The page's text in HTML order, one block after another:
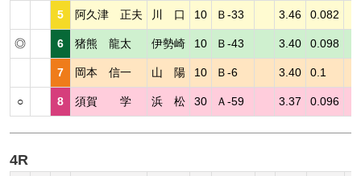
5 阿久津 正夫 川 口 10 Ｂ-33 3.46 0.082
◎ 6 猪熊 龍太 伊勢崎 10 Ｂ-43 3.40 0.098
7 岡本 信一 山 陽 10 Ｂ-6 3.40 0.1
○ 8 須賀 学 浜 松 30 Ａ-59 3.37 0.096
4R